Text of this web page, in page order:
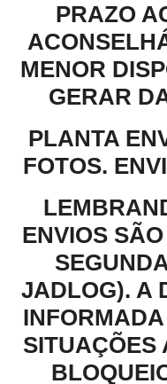
PRAZO
MENOR
GERAR
PLANTA
FOTOS.
ENVIOS
JADLOG). A
SITUAÇÕES